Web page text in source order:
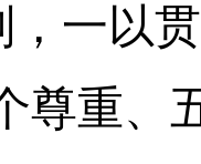
，一以
尊重、